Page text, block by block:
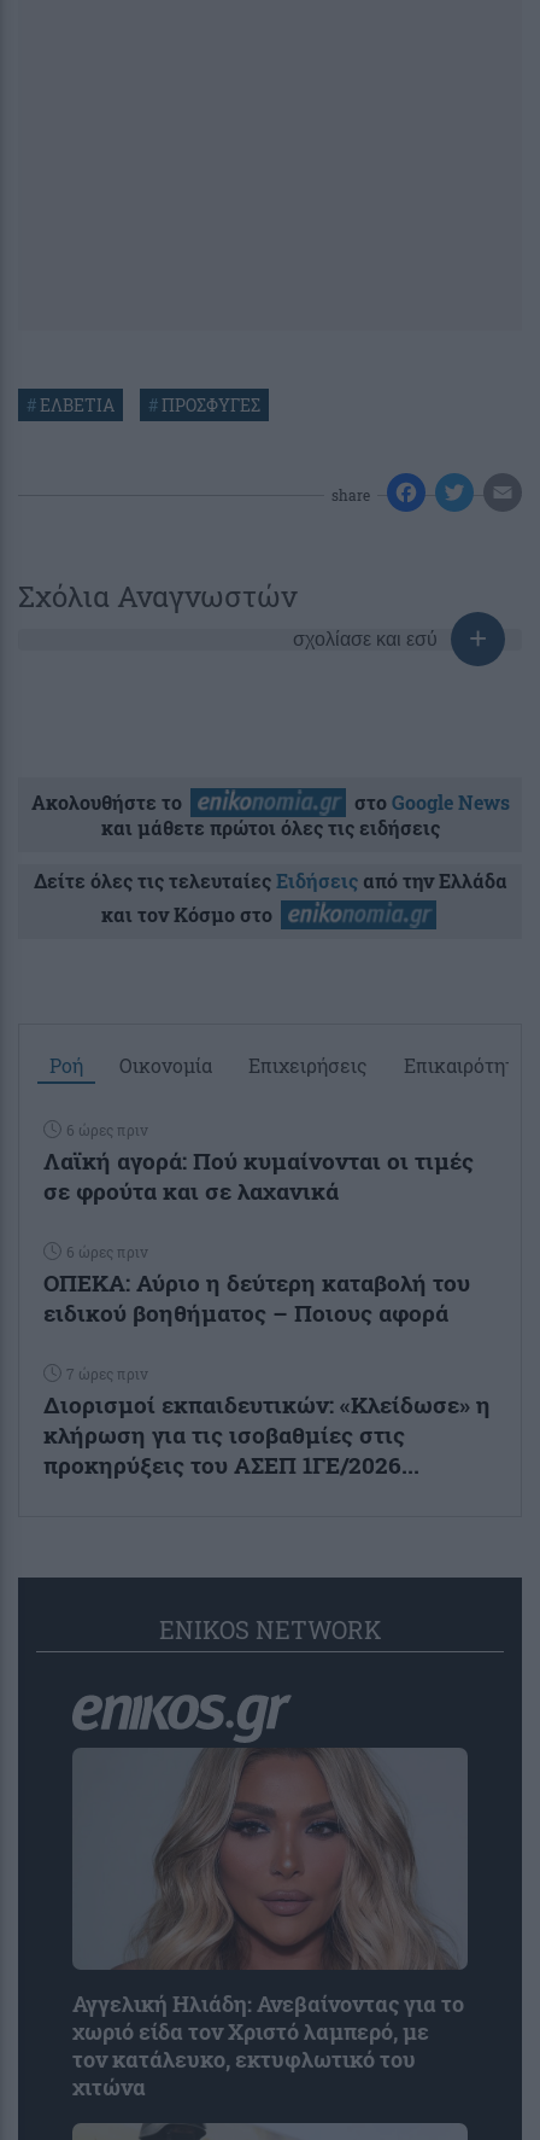
#ΕΛΒΕΤΙΑ #ΠΡΟΣΦΥΓΕΣ
share
Σχόλια Αναγνωστών
σχολίασε και εσύ
Ακολουθήστε το στοGoogle News
και μάθετε πρώτοι όλες τις ειδήσεις
Δείτε όλες τις τελευταίεςΕιδήσειςαπό την Ελλάδα
και τον Κόσμο στο
Ροή Οικονομία Επιχειρήσεις Επικαιρότητα
6 ώρες πριν
Λαϊκή αγορά: Πού κυμαίνονται οι τιμές
σε φρούτα και σε λαχανικά
6 ώρες πριν
ΟΠΕΚΑ: Αύριο η δεύτερη καταβολή του
ειδικού βοηθήματος – Ποιους αφορά
7 ώρες πριν
Διορισμοί εκπαιδευτικών: «Κλείδωσε» η
κλήρωση για τις ισοβαθμίες στις
προκηρύξεις του ΑΣΕΠ 1ΓΕ/2026...
ENIKOS NETWORK
Αγγελική Ηλιάδη: Ανεβαίνοντας για το
χωριό είδα τον Χριστό λαμπερό, με
τον κατάλευκο, εκτυφλωτικό του
χιτώνα